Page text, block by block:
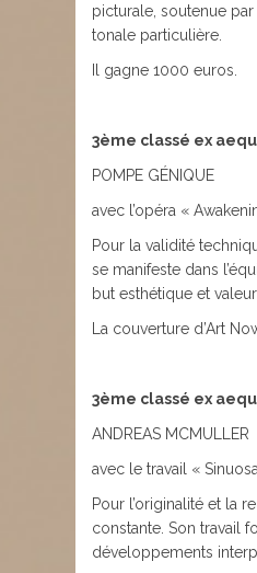
picturale, soutenue
tonale particulière.
Il gagne 1000 euros.
3ème classé ex
POMPE GÉNIQUE
avec l’opéra «
Pour la validité
se manifeste dans
but esthétique et valeur
La couverture d’Art
3ème classé ex
ANDREAS MCMULLER
avec le travail «
Pour l’originalité et la
constante. Son travail
développements